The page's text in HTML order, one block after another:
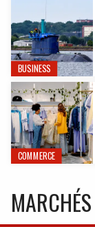
BUSINESS
COMMERCE
MARCHÉS